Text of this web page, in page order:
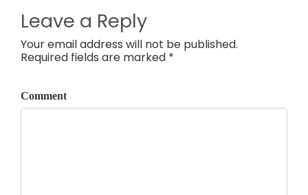
Leave a Reply
Your email address will not be published.
Required fields are marked *
Comment